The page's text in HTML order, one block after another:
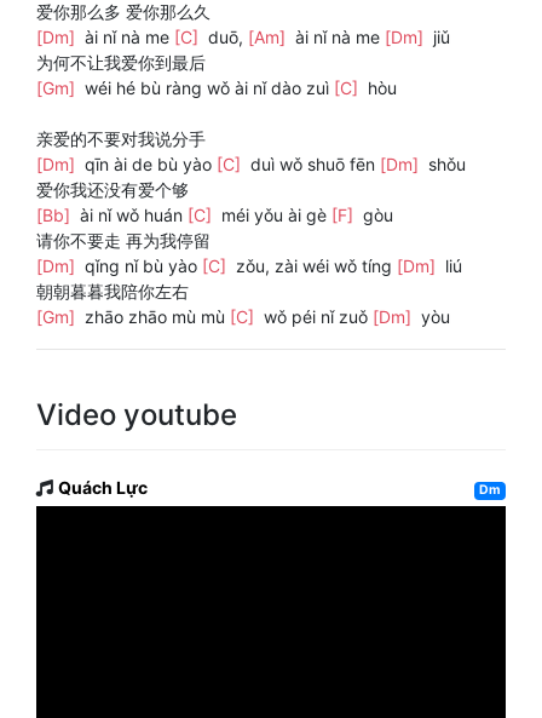
爱你那么多 爱你那么久
[Dm] ài nǐ nà me [C] duō, [Am] ài nǐ nà me [Dm] jiǔ
为何不让我爱你到最后
[Gm] wéi hé bù ràng wǒ ài nǐ dào zuì [C] hòu
亲爱的不要对我说分手
[Dm] qīn ài de bù yào [C] duì wǒ shuō fēn [Dm] shǒu
爱你我还没有爱个够
[Bb] ài nǐ wǒ huán [C] méi yǒu ài gè [F] gòu
请你不要走 再为我停留
[Dm] qǐng nǐ bù yào [C] zǒu, zài wéi wǒ tíng [Dm] liú
朝朝暮暮我陪你左右
[Gm] zhāo zhāo mù mù [C] wǒ péi nǐ zuǒ [Dm] yòu
Video youtube
Quách Lực Dm